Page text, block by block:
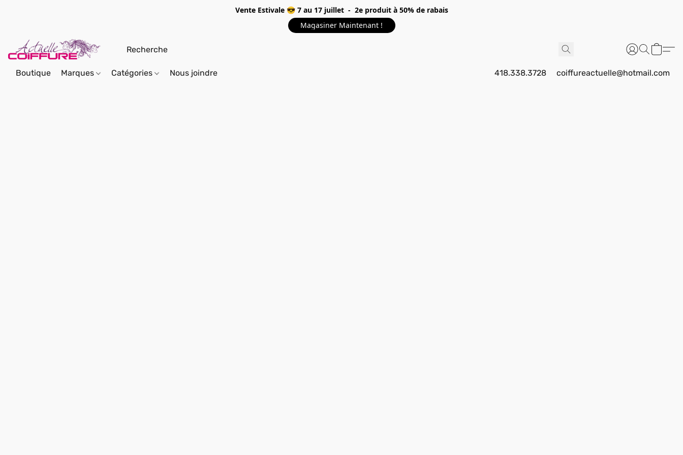
Vente Estivale 😎 7 au 17 juillet - 2e produit à 50% de rabais
Magasiner Maintenant !
Boutique Marques Catégories Nous joindre 418.338.3728 coiffureactuelle@hotmail.com